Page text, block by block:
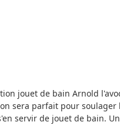
jouet de bain Arnold
sera parfait pour
servir de jouet de bain.